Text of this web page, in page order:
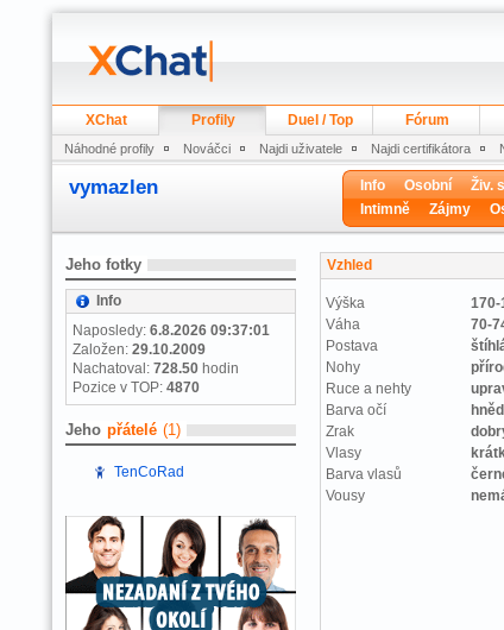
XChat Profily Duel / Top Fórum
Náhodné profily Nováčci Najdi uživatele Najdi certifikátora
vymazlen Info Osobní Živ.
Intimně
Zájmy
Jeho fotky
Info
Naposledy: 6.8.2026 09:37:01
Založen: 29.10.2009
Nachatoval: 728.50 hodin
Pozice v TOP: 4870
Jeho přátelé (1)
TenCoRad
Vzhled
Výška
170-
Váha
70-
Postava
Nohy
Ruce a nehty
Barva očí
Zrak
Vlasy
Barva vlasů
Vousy